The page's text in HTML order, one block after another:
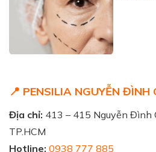
📍 PENSILIA NGUYỄN ĐÌNH
Địa chỉ: 413 – 415 Nguyễn Đình
TP.HCM
Hotline: 0938 777 885